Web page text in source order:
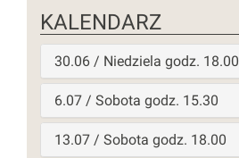
KALENDARZ
30.06 / Niedziela godz. 18.00
6.07 / Sobota godz. 15.30
13.07 / Sobota godz. 18.00